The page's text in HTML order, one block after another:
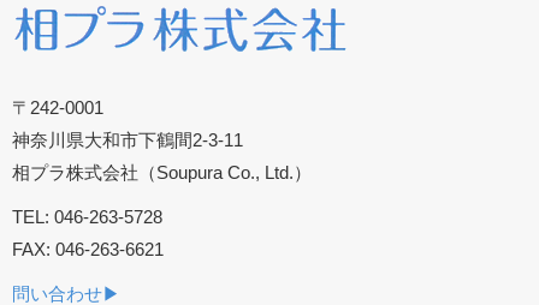
〒242-0001
神奈川県大和市下鶴間2-3-11
相プラ株式会社（Soupura Co., Ltd.）
TEL: 046-263-5728
FAX: 046-263-6621
問い合わせ▶︎